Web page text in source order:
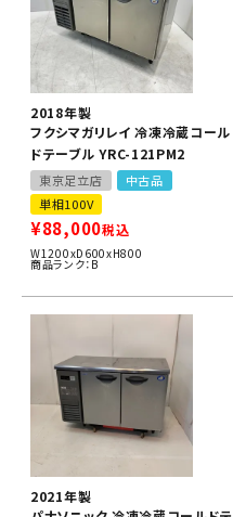
2018年製
フクシマガリレイ 冷凍冷蔵コール
ドテーブル YRC-121PM2
東京足立店
中古品
単相100V
¥88,000税込
W1200xD600xH800
商品ランク：B
2021年製